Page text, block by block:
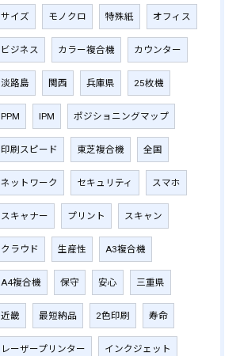
サイズ モノクロ 特殊紙 オフィス
ビジネス カラー複合機 カウンター
淡路島 関西 兵庫県 25枚機
PPM IPM ポジショニングマップ
印刷スピード 東芝複合機 全国
ネットワーク セキュリティ スマホ
スキャナー プリント スキャン
クラウド 生産性 A3複合機
A4複合機 保守 安心 三重県
近畿 最短納品 2色印刷 寿命
レーザープリンター インクジェット